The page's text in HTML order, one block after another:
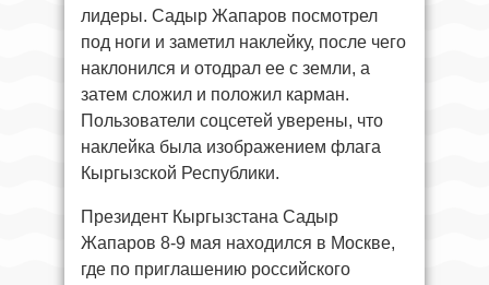
лидеры. Садыр Жапаров посмотрел
под ноги и заметил наклейку, после чего
наклонился и отодрал ее с земли, а
затем сложил и положил карман.
Пользователи соцсетей уверены, что
наклейка была изображением флага
Кыргызской Республики.
Президент Кыргызстана Садыр
Жапаров 8-9 мая находился в Москве,
где по приглашению российского